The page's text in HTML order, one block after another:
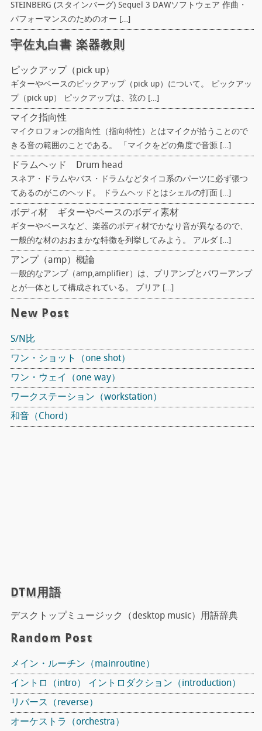
STEINBERG (スタインバーグ) Sequel 3 DAWソフトウェア 作曲・
パフォーマンスのためのオー […]
宇佐丸白書 楽器教則
ピックアップ（pick up）
ギターやベースのピックアップ（pick up）について。 ピックアッ
プ（pick up） ピックアップは、弦の […]
マイク指向性
マイクロフォンの指向性（指向特性）とはマイクが拾うことので
きる音の範囲のことである。 「マイクをどの角度で音源 […]
ドラムヘッド Drum head
スネア・ドラムやバス・ドラムなどタイコ系のパーツに必ず張つ
てあるのがこのヘッド。 ドラムヘッドとはシェルの打面 […]
ボディ材 ギターやベースのボディ素材
ギターやベースなど、楽器のボディ材でかなり音が異なるので、
一般的な材のおおまかな特徴を列挙してみよう。 アルダ […]
アンプ（amp）概論
一般的なアンプ（amp,amplifier）は、プリアンプとパワーアンプ
とが一体として構成されている。 プリア […]
New Post
S/N比
ワン・ショット（one shot）
ワン・ウェイ（one way）
ワークステーション（workstation）
和音（Chord）
DTM用語
デスクトップミュージック（desktop music）用語辞典
Random Post
メイン・ルーチン（mainroutine）
イントロ（intro） イントロダクション（introduction）
リバース（reverse）
オーケストラ（orchestra）